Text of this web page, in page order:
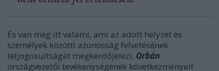
És van még itt valami, ami az adott helyzet és
személyek közötti azonosság felvetésének
létjogosultságát megkérdőjelezi. Orbán
országvezetői tevékenységének következményeit